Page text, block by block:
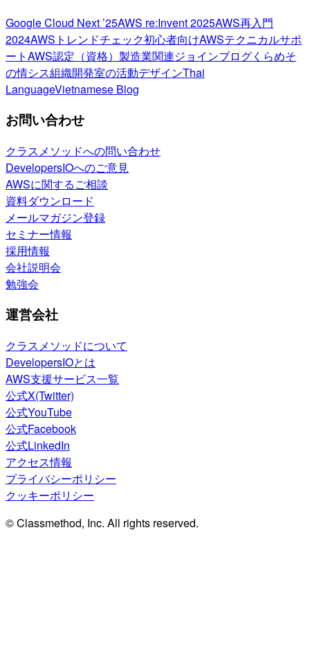
Google Cloud Next ’25AWS re:Invent 2025AWS再入門
2024AWSトレンドチェック初心者向けAWSテクニカルサポ
ートAWS認定（資格） 製造業関連ジョインブログくらめそ
の情シス組織開発室の活動デザインThai
LanguageVietnamese Blog
お問い合わせ
クラスメソッドへの問い合わせ
DevelopersIOへのご意見
AWSに関するご相談
資料ダウンロード
メールマガジン登録
セミナー情報
採用情報
会社説明会
勉強会
運営会社
クラスメソッドについて
DevelopersIOとは
AWS支援サービス一覧
公式X(Twitter)
公式YouTube
公式Facebook
公式LinkedIn
アクセス情報
プライバシーポリシー
クッキーポリシー
© Classmethod, Inc. All rights reserved.